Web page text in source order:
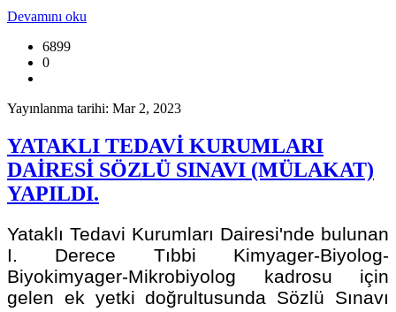
Devamını oku
6899
0
Yayınlanma tarihi: Mar 2, 2023
YATAKLI TEDAVİ KURUMLARI
DAİRESİ SÖZLÜ SINAVI (MÜLAKAT)
YAPILDI.
Yataklı Tedavi Kurumları Dairesi'nde bulunan
I. Derece Tıbbi Kimyager-Biyolog-
Biyokimyager-Mikrobiyolog kadrosu için
gelen ek yetki doğrultusunda Sözlü Sınavı